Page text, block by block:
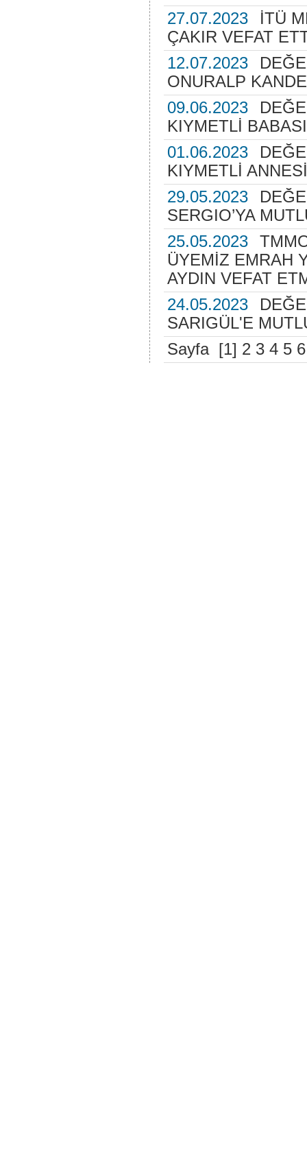
27.07.2023
İTÜ
ÇAKIR VEFAT
12.07.2023
ONURALP
09.06.2023
KIYMETLİ
01.06.2023
KIYMETLİ
29.05.2023
SERGIO’YA
25.05.2023
ÜYEMİZ EMRAH
AYDIN VEFAT
24.05.2023
SARIGÜL'E
Sayfa [1] 2 3 4 5 6